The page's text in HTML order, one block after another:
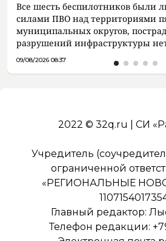
Все шесть беспилотников были
силами ПВО над территориями
муниципальных округов,
разрушений инфраструктуры
09/08/2026 08:37
2022 © 32q.ru | СИ
Учредитель
ограниченной
«РЕГИОНАЛЬНЫЕ
Главный редактор:
Телефон редакции: